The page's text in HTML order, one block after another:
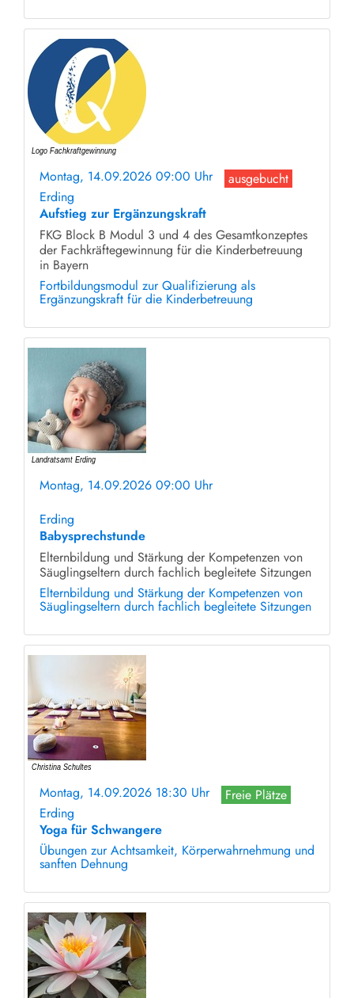
Montag, 14.09.2026 09:00 Uhr
ausgebucht
Erding
Aufstieg zur Ergänzungskraft
FKG Block B Modul 3 und 4 des Gesamtkonzeptes
der Fachkräftegewinnung für die Kinderbetreuung
in Bayern
Fortbildungsmodul zur Qualifizierung als
Ergänzungskraft für die Kinderbetreuung
Montag, 14.09.2026 09:00 Uhr
Erding
Babysprechstunde
Elternbildung und Stärkung der Kompetenzen von
Säuglingseltern durch fachlich begleitete Sitzungen
Elternbildung und Stärkung der Kompetenzen von
Säuglingseltern durch fachlich begleitete Sitzungen
Montag, 14.09.2026 18:30 Uhr
Freie Plätze
Erding
Yoga für Schwangere
Übungen zur Achtsamkeit, Körperwahrnehmung und
sanften Dehnung